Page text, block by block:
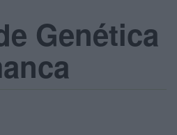
Genética